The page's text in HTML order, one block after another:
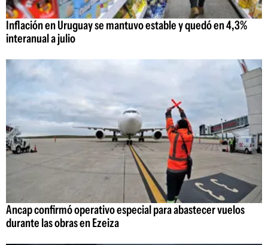
Inflación en Uruguay se mantuvo estable y quedó en 4,3%
interanual a julio
Ancap confirmó operativo especial para abastecer vuelos
durante las obras en Ezeiza